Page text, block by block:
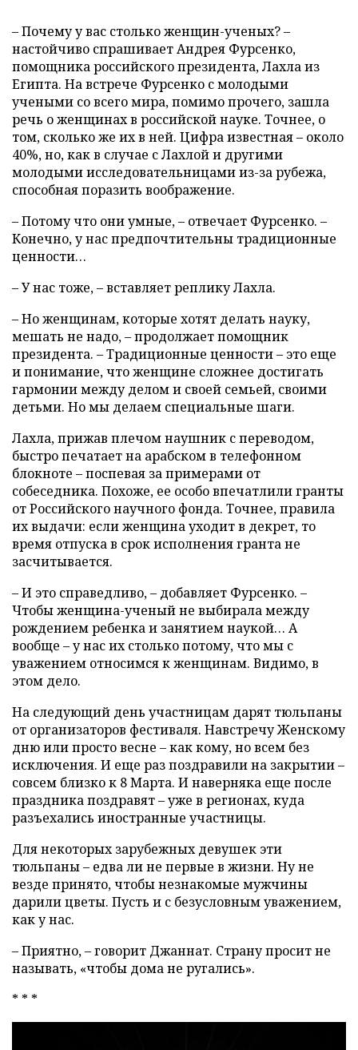
– Почему у вас столько женщин-ученых? –
настойчиво спрашивает Андрея Фурсенко,
помощника российского президента, Лахла из
Египта. На встрече Фурсенко с молодыми
учеными со всего мира, помимо прочего, зашла
речь о женщинах в российской науке. Точнее, о
том, сколько же их в ней. Цифра известная – около
40%, но, как в случае с Лахлой и другими
молодыми исследовательницами из-за рубежа,
способная поразить воображение.
– Потому что они умные, – отвечает Фурсенко. –
Конечно, у нас предпочтительны традиционные
ценности…
– У нас тоже, – вставляет реплику Лахла.
– Но женщинам, которые хотят делать науку,
мешать не надо, – продолжает помощник
президента. – Традиционные ценности – это еще
и понимание, что женщине сложнее достигать
гармонии между делом и своей семьей, своими
детьми. Но мы делаем специальные шаги.
Лахла, прижав плечом наушник с переводом,
быстро печатает на арабском в телефонном
блокноте – поспевая за примерами от
собеседника. Похоже, ее особо впечатлили гранты
от Российского научного фонда. Точнее, правила
их выдачи: если женщина уходит в декрет, то
время отпуска в срок исполнения гранта не
засчитывается.
– И это справедливо, – добавляет Фурсенко. –
Чтобы женщина-ученый не выбирала между
рождением ребенка и занятием наукой… А
вообще – у нас их столько потому, что мы с
уважением относимся к женщинам. Видимо, в
этом дело.
На следующий день участницам дарят тюльпаны
от организаторов фестиваля. Навстречу Женскому
дню или просто весне – как кому, но всем без
исключения. И еще раз поздравили на закрытии –
совсем близко к 8 Марта. И наверняка еще после
праздника поздравят – уже в регионах, куда
разъехались иностранные участницы.
Для некоторых зарубежных девушек эти
тюльпаны – едва ли не первые в жизни. Ну не
везде принято, чтобы незнакомые мужчины
дарили цветы. Пусть и с безусловным уважением,
как у нас.
– Приятно, – говорит Джаннат. Страну просит не
называть, «чтобы дома не ругались».
* * *